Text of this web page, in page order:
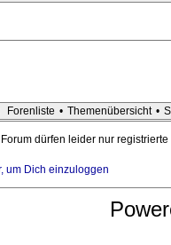
Forenliste • Themenübersicht •
Forum dürfen leider nur
um Dich einzuloggen